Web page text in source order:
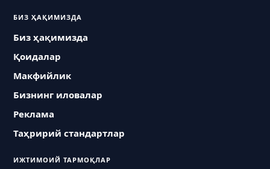
БИЗ ҲАҚИМИЗДА
Биз ҳақимизда
Қоидалар
Макфийлик
Бизнинг иловалар
Реклама
Таҳририй стандартлар
ИЖТИМОИЙ ТАРМОҚЛАР